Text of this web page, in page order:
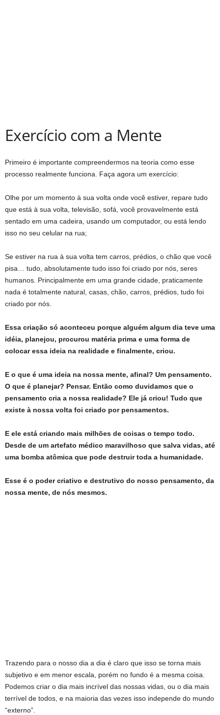
Exercício com a Mente
Primeiro é importante compreendermos na teoria como esse
processo realmente funciona. Faça agora um exercício:
Olhe por um momento à sua volta onde você estiver, repare tudo
que está à sua volta, televisão, sofá, você provavelmente está
sentado em uma cadeira, usando um computador, ou está lendo
isso no seu celular na rua;
Se estiver na rua à sua volta tem carros, prédios, o chão que você
pisa… tudo, absolutamente tudo isso foi criado por nós, seres
humanos. Principalmente em uma grande cidade, praticamente
nada é totalmente natural, casas, chão, carros, prédios, tudo foi
criado por nós.
Essa criação só aconteceu porque alguém algum dia teve uma
idéia, planejou, procurou matéria prima e uma forma de
colocar essa ideia na realidade e finalmente, criou.
E o que é uma ideia na nossa mente, afinal? Um pensamento.
O que é planejar? Pensar. Então como duvidamos que o
pensamento cria a nossa realidade? Ele já criou! Tudo que
existe à nossa volta foi criado por pensamentos.
E ele está criando mais milhões de coisas o tempo todo.
Desde de um artefato médico maravilhoso que salva vidas, até
uma bomba atômica que pode destruir toda a humanidade.
Esse é o poder criativo e destrutivo do nosso pensamento, da
nossa mente, de nós mesmos.
Trazendo para o nosso dia a dia é claro que isso se torna mais
subjetivo e em menor escala, porém no fundo é a mesma coisa.
Podemos criar o dia mais incrível das nossas vidas, ou o dia mais
terrível de todos, e na maioria das vezes isso independe do mundo
“externo”.